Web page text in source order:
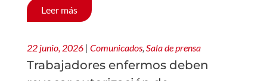
Leer más
22 junio, 2026 | Comunicados, Sala de prensa
Trabajadores enfermos deben